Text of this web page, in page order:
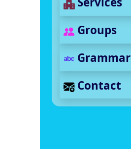
Groups
Grammar
Contact